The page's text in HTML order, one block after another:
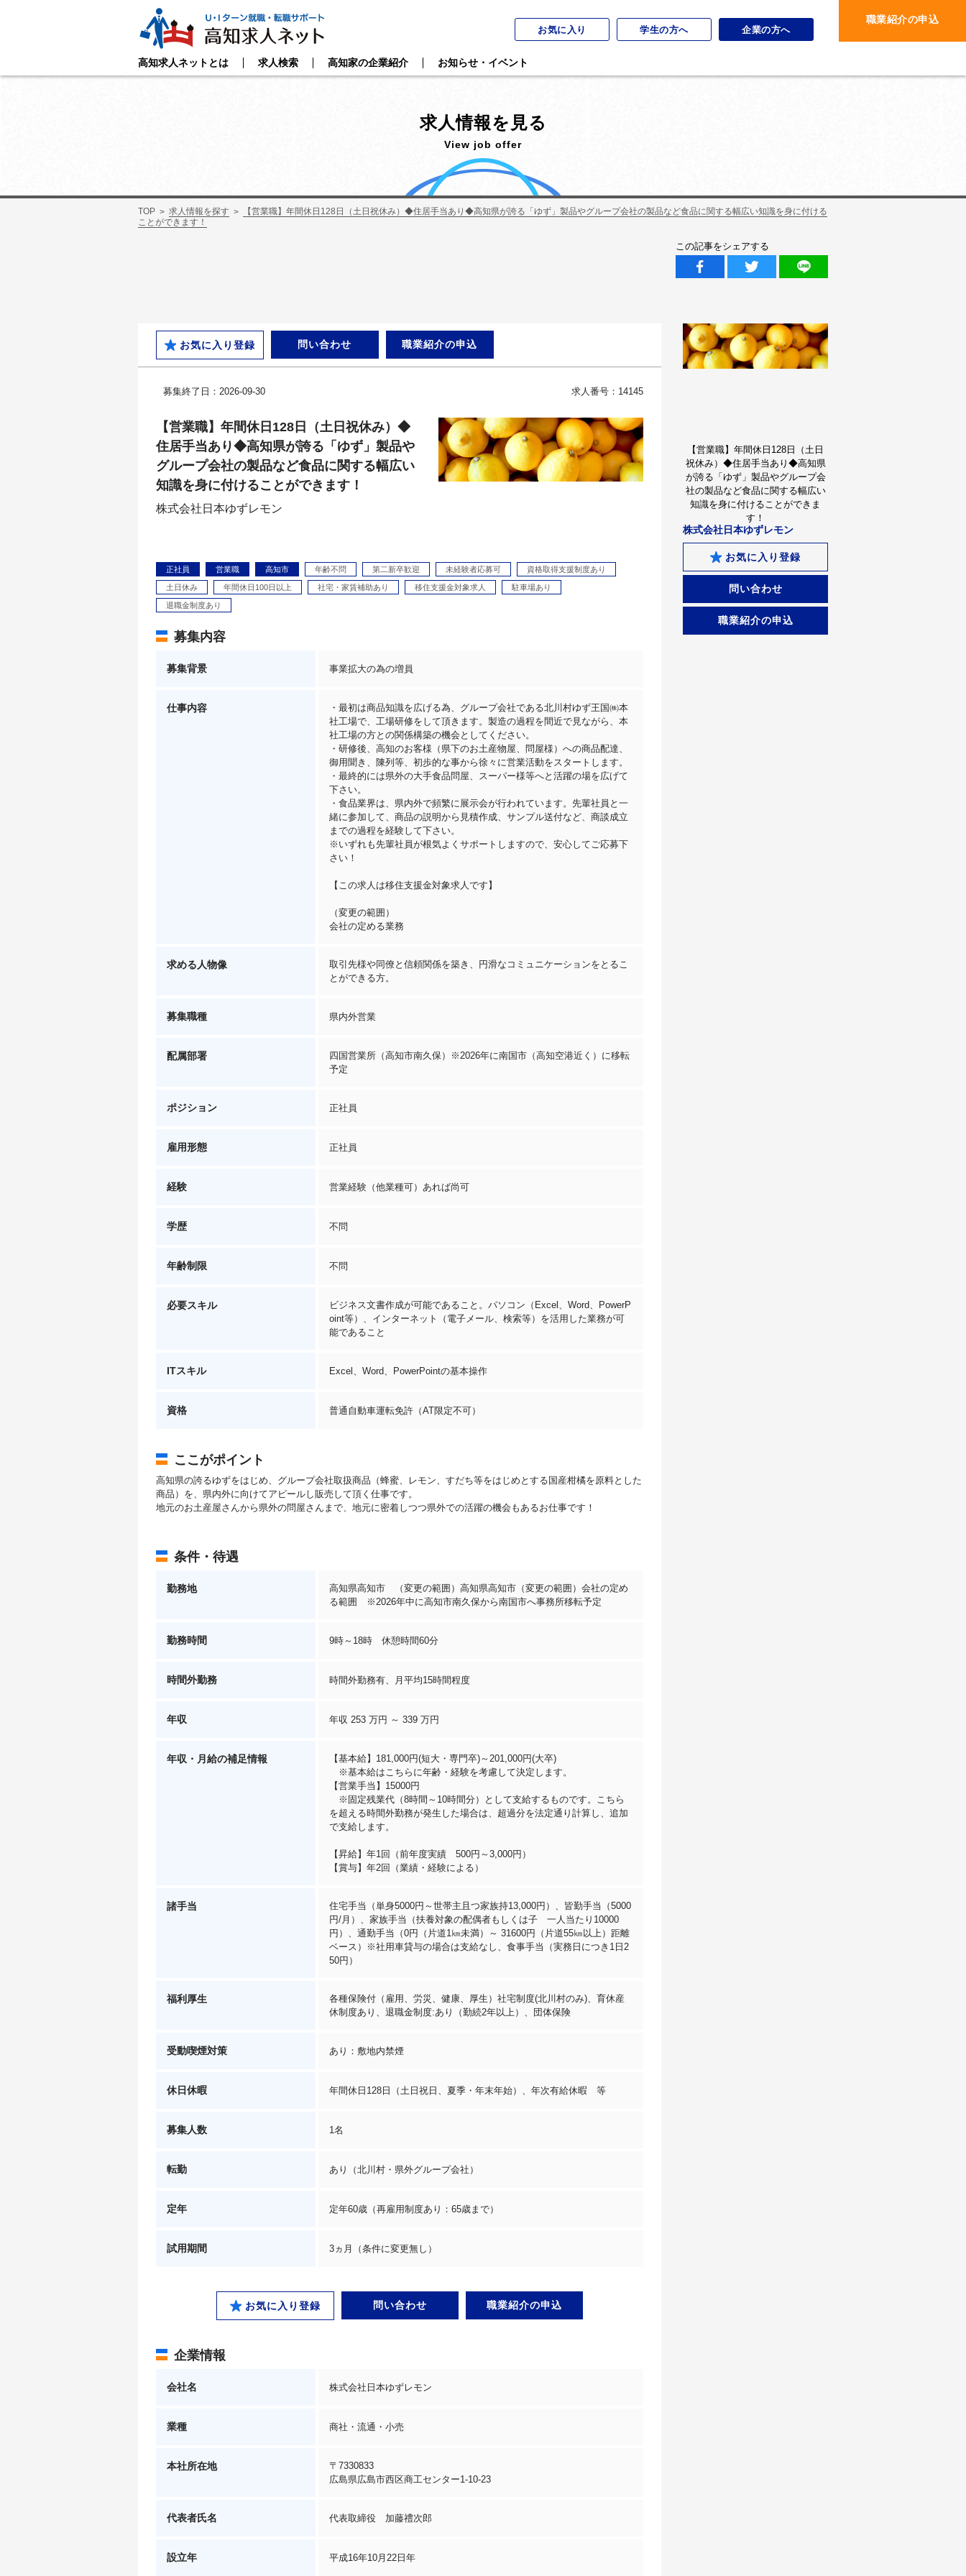
お気に入り 学生の方へ 企業の方へ
職業紹介の申込
高知求人ネットとは 求人検索 高知家の企業紹介 お知らせ・イベント
求人情報を見る
View job offer
TOP 求人情報を探す
【営業職】年間休日128日（土日祝休み）◆住居手当あり◆高知県が誇る「ゆず」製品やグループ会社の製品など食品に関する幅広い知識を身に付ける
ことができます！
この記事をシェアする
お気に入り登録 問い合わせ 職業紹介の申込
募集終了日：2026-09-30 求人番号：14145
【営業職】年間休日128日（土日祝休み）◆
住居手当あり◆高知県が誇る「ゆず」製品や
グループ会社の製品など食品に関する幅広い
知識を身に付けることができます！
株式会社日本ゆずレモン
正社員 営業職 高知市 年齢不問 第二新卒歓迎 未経験者応募可 資格取得支援制度あり
土日休み 年間休日100日以上 社宅・家賃補助あり 移住支援金対象求人 駐車場あり
退職金制度あり
募集内容
募集背景 事業拡大の為の増員
仕事内容
・最初は商品知識を広げる為、グループ会社である北川村ゆず王国㈱本
社工場で、工場研修をして頂きます。製造の過程を間近で見ながら、本
社工場の方との関係構築の機会としてください。
・研修後、高知のお客様（県下のお土産物屋、問屋様）への商品配達、
御用聞き、陳列等、初歩的な事から徐々に営業活動をスタートします。
・最終的には県外の大手食品問屋、スーパー様等へと活躍の場を広げて
下さい。
・食品業界は、県内外で頻繁に展示会が行われています。先輩社員と一
緒に参加して、商品の説明から見積作成、サンプル送付など、商談成立
までの過程を経験して下さい。
※いずれも先輩社員が根気よくサポートしますので、安心してご応募下
さい！
【この求人は移住支援金対象求人です】
（変更の範囲）
会社の定める業務
求める人物像
取引先様や同僚と信頼関係を築き、円滑なコミュニケーションをとるこ
とができる方。
募集職種 県内外営業
配属部署
四国営業所（高知市南久保）※2026年に南国市（高知空港近く）に移転
予定
ポジション 正社員
雇用形態 正社員
経験 営業経験（他業種可）あれば尚可
学歴 不問
年齢制限 不問
必要スキル
ビジネス文書作成が可能であること。パソコン（Excel、Word、PowerP
oint等）、インターネット（電子メール、検索等）を活用した業務が可
能であること
ITスキル Excel、Word、PowerPointの基本操作
資格 普通自動車運転免許（AT限定不可）
ここがポイント
高知県の誇るゆずをはじめ、グループ会社取扱商品（蜂蜜、レモン、すだち等をはじめとする国産柑橘を原料とした
商品）を、県内外に向けてアピールし販売して頂く仕事です。
地元のお土産屋さんから県外の問屋さんまで、地元に密着しつつ県外での活躍の機会もあるお仕事です！
条件・待遇
勤務地
高知県高知市 （変更の範囲）高知県高知市（変更の範囲）会社の定め
る範囲 ※2026年中に高知市南久保から南国市へ事務所移転予定
勤務時間 9時～18時 休憩時間60分
時間外勤務 時間外勤務有、月平均15時間程度
年収 年収 253 万円 ～ 339 万円
年収・月給の補足情報
【基本給】181,000円(短大・専門卒)～201,000円(大卒)
※基本給はこちらに年齢・経験を考慮して決定します。
【営業手当】15000円
※固定残業代（8時間～10時間分）として支給するものです。こちら
を超える時間外勤務が発生した場合は、超過分を法定通り計算し、追加
で支給します。
【昇給】年1回（前年度実績 500円～3,000円）
【賞与】年2回（業績・経験による）
諸手当
住宅手当（単身5000円～世帯主且つ家族持13,000円）、皆勤手当（5000
円/月）、家族手当（扶養対象の配偶者もしくは子 一人当たり10000
円）、通勤手当（0円（片道1㎞未満）～ 31600円（片道55㎞以上）距離
ベース）※社用車貸与の場合は支給なし、食事手当（実務日につき1日2
50円）
福利厚生
各種保険付（雇用、労災、健康、厚生）社宅制度(北川村のみ)、育休産
休制度あり、退職金制度:あり（勤続2年以上）、団体保険
受動喫煙対策 あり：敷地内禁煙
休日休暇 年間休日128日（土日祝日、夏季・年末年始）、年次有給休暇 等
募集人数 1名
転勤 あり（北川村・県外グループ会社）
定年 定年60歳（再雇用制度あり：65歳まで）
試用期間 3ヵ月（条件に変更無し）
お気に入り登録 問い合わせ 職業紹介の申込
企業情報
会社名 株式会社日本ゆずレモン
業種 商社・流通・小売
本社所在地
〒7330833
広島県広島市西区商工センター1-10-23
代表者氏名 代表取締役 加藤禮次郎
設立年 平成16年10月22日年
【営業職】年間休日128日（土日
祝休み）◆住居手当あり◆高知県
が誇る「ゆず」製品やグループ会
社の製品など食品に関する幅広い
知識を身に付けることができま
す！
株式会社日本ゆずレモン
お気に入り登録
問い合わせ
職業紹介の申込